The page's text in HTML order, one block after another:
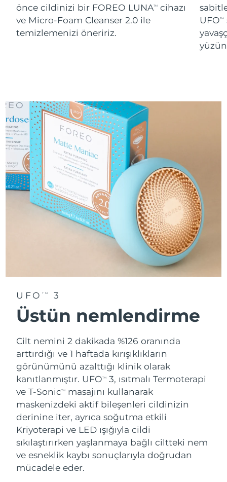
önce cildinizi bir FOREO LUNATM
cihazı
ve Micro-Foam Cleanser 2.0 ile
temizlemenizi öneririz.
UFOTM
UFO TM 3
Üstün nemlendirme
Cilt nemini 2 dakikada %126 oranında
arttırdığı ve 1 haftada kırışıklıkların
görünümünü azalttığı klinik olarak
kanıtlanmıştır. UFOTM
3, ısıtmalı Termoterapi
ve T-SonicTM
masajını kullanarak
maskenizdeki aktif bileşenleri cildinizin
derinine iter, ayrıca soğutma etkili
Kriyoterapi ve LED ışığıyla cildi
sıkılaştırırken yaşlanmaya bağlı ciltteki nem
ve esneklik kaybı sonuçlarıyla doğrudan
mücadele eder.